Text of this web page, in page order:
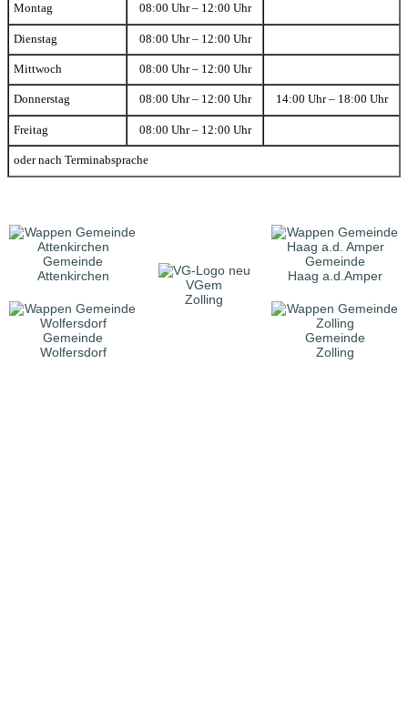
Montag 08:00 Uhr – 12:00 Uhr
Dienstag 08:00 Uhr – 12:00 Uhr
Mittwoch 08:00 Uhr – 12:00 Uhr
Donnerstag 08:00 Uhr – 12:00 Uhr 14:00 Uhr – 18:00 Uhr
Freitag 08:00 Uhr – 12:00 Uhr
oder nach Terminabsprache
Gemeinde
Attenkirchen
VGem
Zolling
Gemeinde
Haag a.d.Amper
Gemeinde
Wolfersdorf
Gemeinde
Zolling